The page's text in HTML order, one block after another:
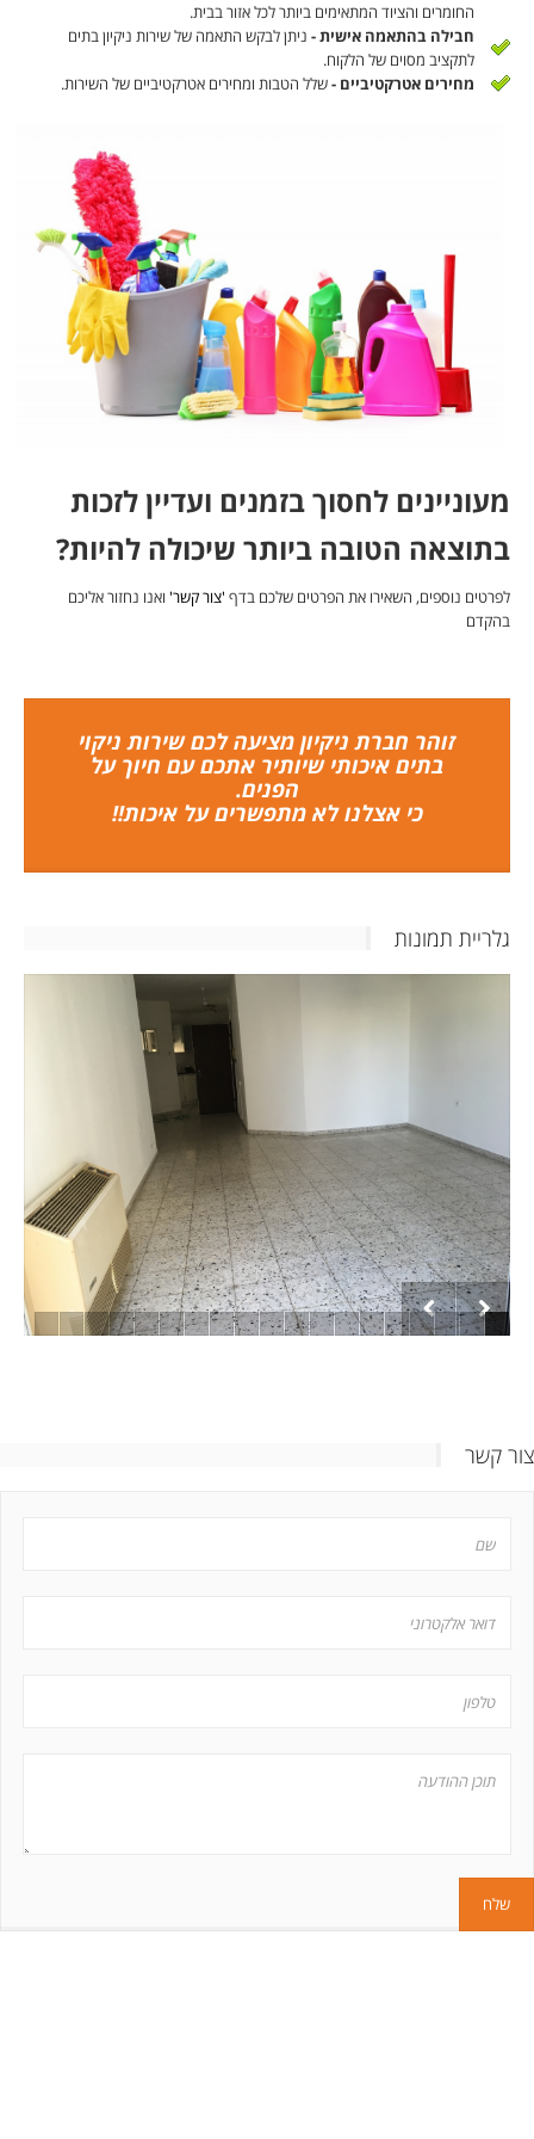
החומרים והציוד המתאימים ביותר לכל אזור בבית.
חבילה בהתאמה אישית - ניתן לבקש התאמה של שירות ניקיון בתים
לתקציב מסוים של הלקוח.
מחירים אטרקטיביים -שלל הטבות ומחירים אטרקטיביים של השירות.
מעוניינים לחסוך בזמנים ועדיין לזכות
בתוצאה הטובה ביותר שיכולה להיות?
לפרטים נוספים, השאירו את הפרטים שלכם בדף 'צור קשר' ואנו נחזור אליכם
בהקדם
זוהר חברת ניקיון מציעה לכם שירות ניקוי
בתים איכותי שיותיר אתכם עם חיוך על
הפנים.
כי אצלנו לא מתפשרים על איכות!!
גלריית תמונות
צור קשר